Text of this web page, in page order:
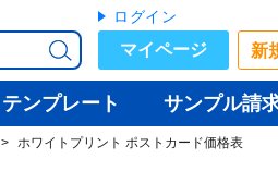
ログイン
マイページ 新
テンプレート サンプル請
ホワイトプリント ポストカード価格表